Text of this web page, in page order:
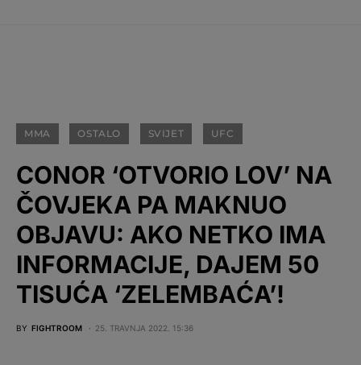
MMA OSTALO SVIJET UFC
CONOR ‘OTVORIO LOV’ NA
ČOVJEKA PA MAKNUO
OBJAVU: AKO NETKO IMA
INFORMACIJE, DAJEM 50
TISUĆA ‘ZELEMBAĆA’!
BY FIGHTROOM 25. TRAVNJA 2022. 15:36